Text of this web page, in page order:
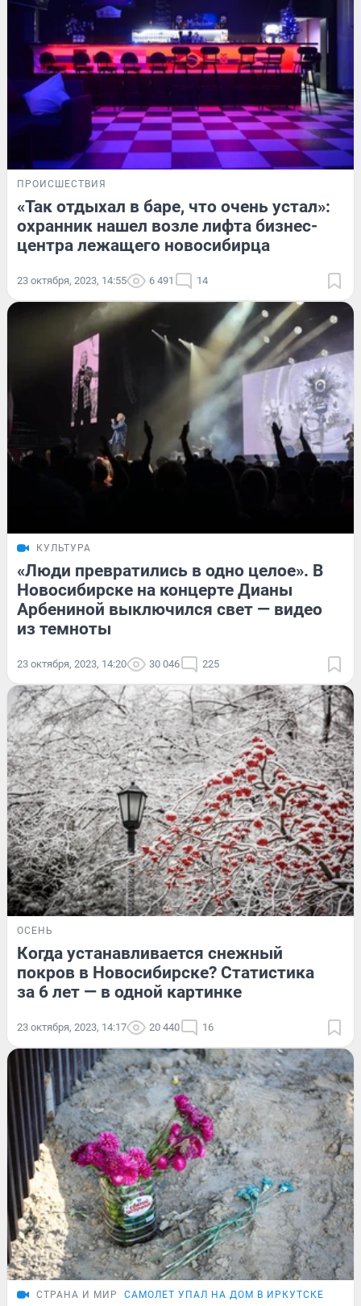
ПРОИСШЕСТВИЯ
«Так отдыхал в баре, что очень устал»:
охранник нашел возле лифта бизнес-
центра лежащего новосибирца
23 октября, 2023, 14:55 6 491 14
КУЛЬТУРА
«Люди превратились в одно целое». В
Новосибирске на концерте Дианы
Арбениной выключился свет — видео
из темноты
23 октября, 2023, 14:20 30 046 225
ОСЕНЬ
Когда устанавливается снежный
покров в Новосибирске? Статистика
за 6 лет — в одной картинке
23 октября, 2023, 14:17 20 440 16
СТРАНА И МИР САМОЛЕТ УПАЛ НА ДОМ В ИРКУТСКЕ